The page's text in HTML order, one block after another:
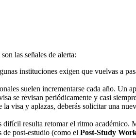
las señales de alerta:
instituciones exigen que vuelvas a
suelen incrementarse cada año. Un
se revisan periódicamente y casi
la visa y aplazas, deberás solicitar una
difícil resulta retomar el ritmo académico.
post‑estudio (como el Post‑Study